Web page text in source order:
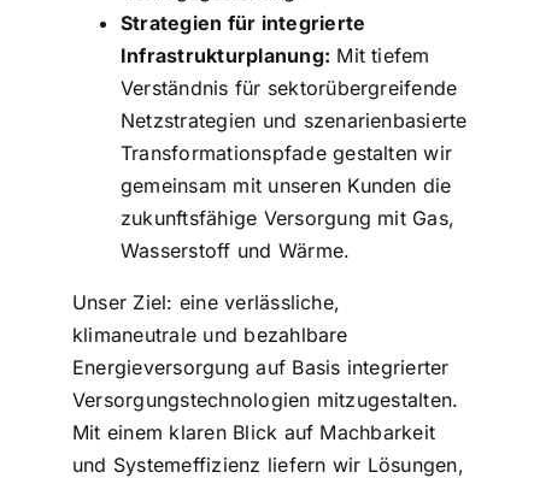
Strategien für integrierte
Infrastrukturplanung: Mit tiefem
Verständnis für sektorübergreifende
Netzstrategien und szenarienbasierte
Transformationspfade gestalten wir
gemeinsam mit unseren Kunden die
zukunftsfähige Versorgung mit Gas,
Wasserstoff und Wärme.
Unser Ziel: eine verlässliche,
klimaneutrale und bezahlbare
Energieversorgung auf Basis integrierter
Versorgungstechnologien mitzugestalten.
Mit einem klaren Blick auf Machbarkeit
und Systemeffizienz liefern wir Lösungen,